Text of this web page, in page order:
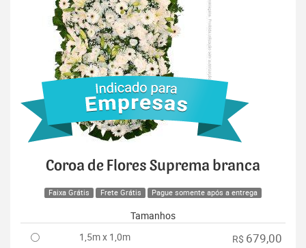
Coroa de Flores Suprema branca
Faixa Grátis Frete Grátis Pague somente após a entrega
Tamanhos
1,5m x 1,0m
R$ 679,00